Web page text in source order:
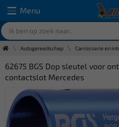
Menu
Autogereedschap Carrosserie en
62675 BGS Dop sleutel voor
contactslot Mercedes